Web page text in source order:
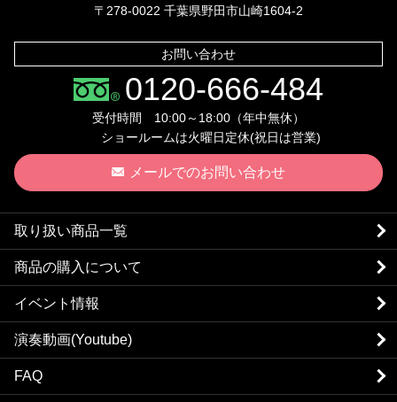
〒278-0022 千葉県野田市山崎1604-2
お問い合わせ
0120-666-484
受付時間 10:00～18:00（年中無休）
ショールームは火曜日定休(祝日は営業)
メールでのお問い合わせ
取り扱い商品一覧
商品の購入について
イベント情報
演奏動画(Youtube)
FAQ